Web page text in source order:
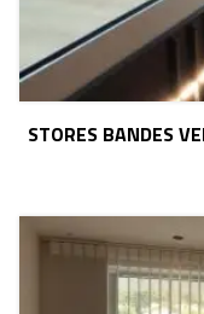
STORES BANDES